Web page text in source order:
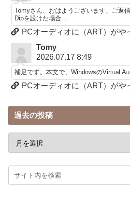
Tomyさん、おはようございます。ご返
Dipを設けた場合...
PCオーディオに（ART）がや
Tomy
2026.07.17 8:49
補足です。本文で、WindowsのVirtual
PCオーディオに（ART）がや
過去の投稿